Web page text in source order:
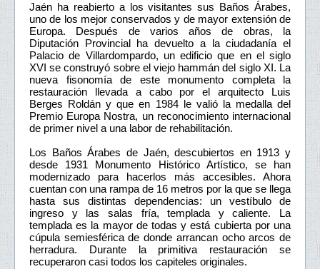
Jaén ha reabierto a los visitantes sus Baños Árabes,
uno de los mejor conservados y de mayor extensión de
Europa. Después de varios años de obras, la
Diputación Provincial ha devuelto a la ciudadanía el
Palacio de Villardompardo, un edificio que en el siglo
XVI se construyó sobre el viejo hammán del siglo XI. La
nueva fisonomía de este monumento completa la
restauración llevada a cabo por el arquitecto Luis
Berges Roldán y que en 1984 le valió la medalla del
Premio Europa Nostra, un reconocimiento internacional
de primer nivel a una labor de rehabilitación.
Los Baños Árabes de Jaén, descubiertos en 1913 y
desde 1931 Monumento Histórico Artístico, se han
modernizado para hacerlos más accesibles. Ahora
cuentan con una rampa de 16 metros por la que se llega
hasta sus distintas dependencias: un vestíbulo de
ingreso y las salas fría, templada y caliente. La
templada es la mayor de todas y está cubierta por una
cúpula semiesférica de donde arrancan ocho arcos de
herradura. Durante la primitiva restauración se
recuperaron casi todos los capiteles originales.